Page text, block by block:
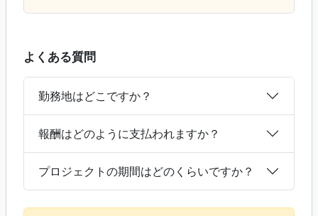
よくある質問
勤務地はどこですか？
報酬はどのように支払われますか？
プロジェクトの期間はどのくらいですか？